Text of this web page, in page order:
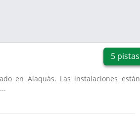
5 pistas
en Alaquàs. Las instalaciones están